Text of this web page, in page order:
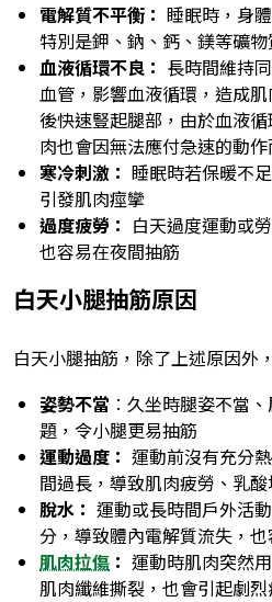
電解質不平衡： 睡眠時，身
特別是鉀、鈉、鈣、鎂等礦
血液循環不良： 長時間維持
血管，影響血液循環，造成
後快速豎起腿部，由於血液
肉也會因無法應付急速的動
寒冷刺激： 睡眠時若保暖不
引發肌肉痙攣
過度疲勞： 白天過度運動或
也容易在夜間抽筋
白天小腿抽筋原因
白天小腿抽筋，除了上述原因外
姿勢不當 ︰久坐時腿姿不當
題，令小腿更易抽筋
運動過度： 運動前沒有充分
間過長，導致肌肉疲勞、乳
脫水： 運動或長時間戶外活
分，導致體內電解質流失，
肌肉拉傷 ： 運動時肌肉突然
肌肉纖維撕裂，也會引起劇